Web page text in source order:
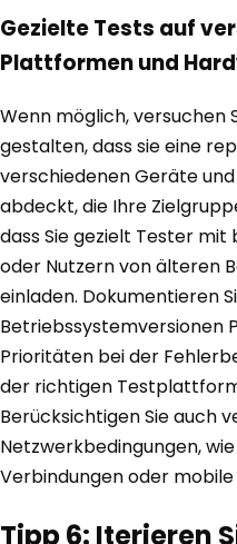
Gezielte Tests auf
Plattformen und
Wenn möglich, versuchen
gestalten, dass sie eine
verschiedenen Geräte
abdeckt, die Ihre
dass Sie gezielt Tester
oder Nutzern von älteren
einladen. Dokumentieren
Betriebssystemversionen
Prioritäten bei der
der richtigen
Berücksichtigen Sie auch
Netzwerkbedingungen, wie
Verbindungen oder mobile
Tipp 6: Iterieren